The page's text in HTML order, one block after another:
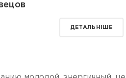
ДЕТАЛЬНІШЕ